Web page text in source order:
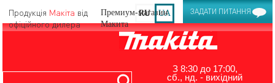
Продукція Макіта від
офіційного дилера
ЗАДАТИ ПИТАННЯ
RU UA
З 8:30 до 17:00,
сб., нд. - вихідний